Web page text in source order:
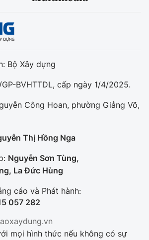
Bộ Xây dựng
BVHTTDL, cấp ngày 1/4/2025.
Công Hoan, phường Giảng Võ,
Thị Hồng Nga
Nguyễn Sơn Tùng,
La Đức Hùng
cáo và Phát hành:
057 282
mọi hình thức nếu không có sự